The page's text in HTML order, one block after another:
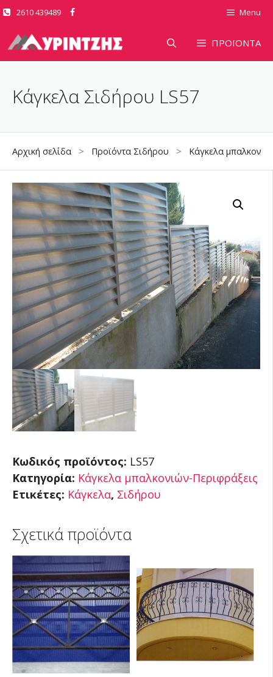
Μετάβαση
περιεχόμενο
2610 439489 Menu
ΠΡΟΪΟΝΤΑ
Κάγκελα Σιδήρου LS57
Αρχική σελίδα > Προϊόντα Σιδήρου > Κάγκελα
Κωδικός προϊόντος: LS57
Κατηγορία: Κάγκελα μπαλκονιών-Περιφράξεις
Ετικέτες: Κάγκελα, Σιδήρου
Σχετικά προϊόντα